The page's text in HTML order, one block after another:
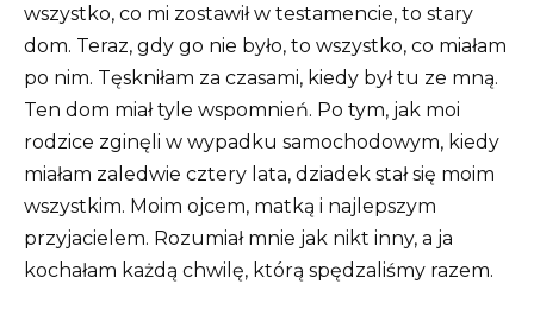
wszystko, co mi zostawił w testamencie, to stary
dom. Teraz, gdy go nie było, to wszystko, co miałam
po nim. Tęskniłam za czasami, kiedy był tu ze mną.
Ten dom miał tyle wspomnień. Po tym, jak moi
rodzice zginęli w wypadku samochodowym, kiedy
miałam zaledwie cztery lata, dziadek stał się moim
wszystkim. Moim ojcem, matką i najlepszym
przyjacielem. Rozumiał mnie jak nikt inny, a ja
kochałam każdą chwilę, którą spędzaliśmy razem.